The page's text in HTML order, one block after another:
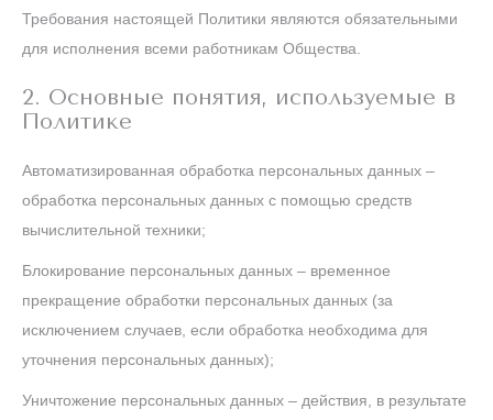
Требования настоящей Политики являются обязательными
для исполнения всеми работникам Общества.
2. Основные понятия, используемые в
Политике
Автоматизированная обработка персональных данных –
обработка персональных данных с помощью средств
вычислительной техники;
Блокирование персональных данных – временное
прекращение обработки персональных данных (за
исключением случаев, если обработка необходима для
уточнения персональных данных);
Уничтожение персональных данных – действия, в результате